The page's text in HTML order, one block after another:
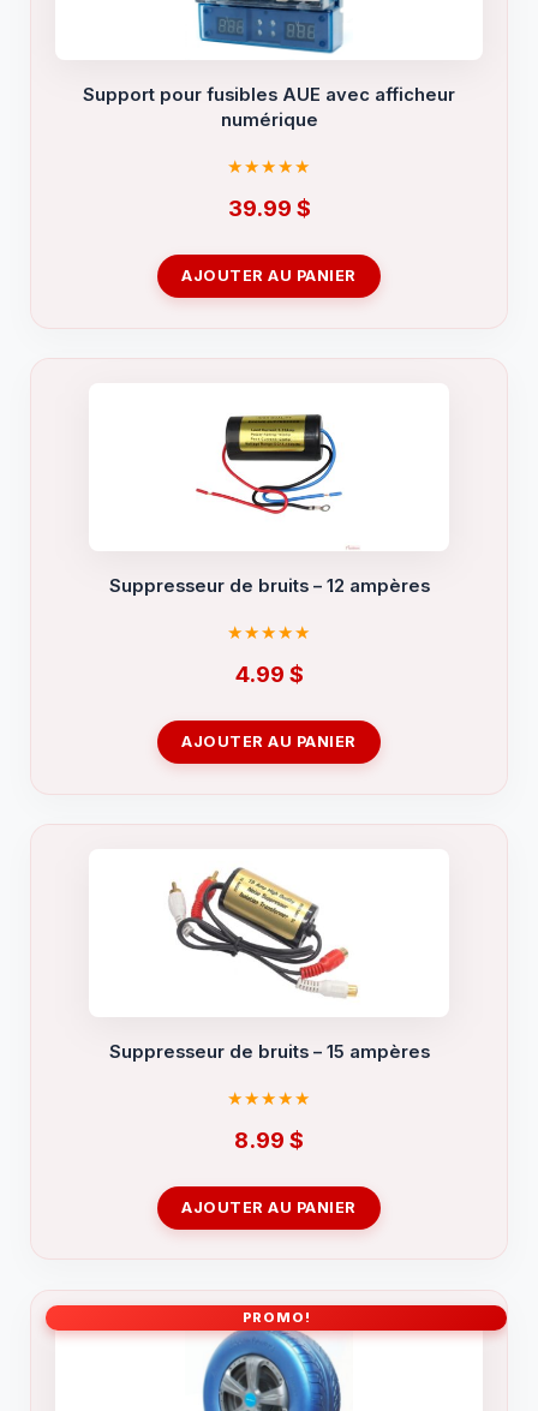
Support pour fusibles AUE avec afficheur
numérique
39.99 $
AJOUTER AU PANIER
Suppresseur de bruits – 12 ampères
4.99 $
AJOUTER AU PANIER
Suppresseur de bruits – 15 ampères
8.99 $
AJOUTER AU PANIER
PROMO!